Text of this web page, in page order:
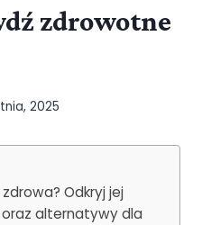
zdrowotne
2025
Odkryj jej
alternatywy dla